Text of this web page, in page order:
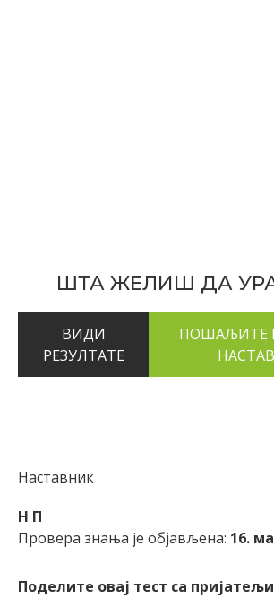
ШТА ЖЕЛИШ ДА
ВИДИ
РЕЗУЛТАТЕ
Наставник
Н П
Провера знања је објављена: 16.
Поделите овај тест са